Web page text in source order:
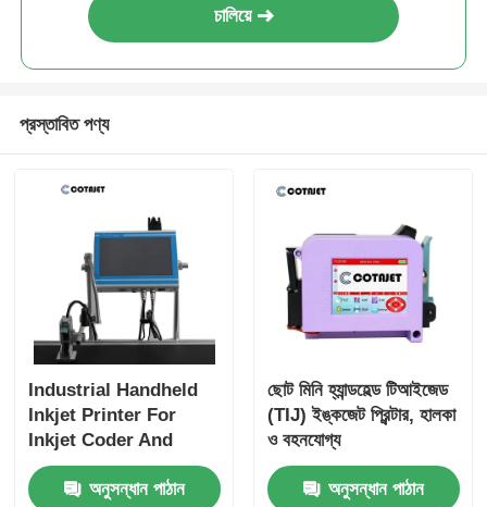
চালিয়ে
প্রস্তাবিত পণ্য
Industrial Handheld
Inkjet Printer For
Inkjet Coder And
Inkjet Marking
অনুসন্ধান পাঠান
ছোট মিনি হ্যান্ডহেল্ড টিআইজেড
(TIJ) ইঙ্কজেট প্রিন্টার, হালকা
ও বহনযোগ্য
অনুসন্ধান পাঠান